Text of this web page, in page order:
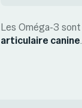
Les Oméga-3
articulaire canine.